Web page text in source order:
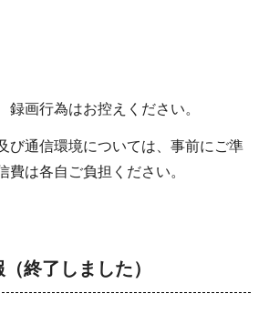
録画行為はお控えください。
び通信環境については、事前にご準
費は各自ご負担ください。
終了しました）